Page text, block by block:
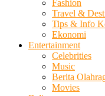
Fashion
Travel &
Tips & Info
Ekonomi
Entertainment
Celebrities
Music
Berita
Movies